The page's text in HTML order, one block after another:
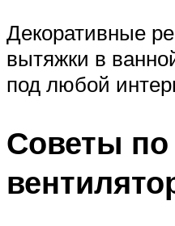
Декоративные
вытяжки в
под любой
Советы